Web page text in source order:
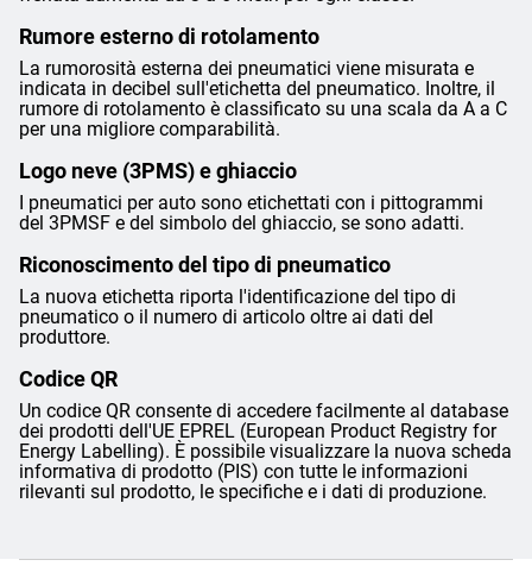
Rumore esterno di rotolamento
La rumorosità esterna dei pneumatici viene misurata e
indicata in decibel sull'etichetta del pneumatico. Inoltre, il
rumore di rotolamento è classificato su una scala da A a C
per una migliore comparabilità.
Logo neve (3PMS) e ghiaccio
I pneumatici per auto sono etichettati con i pittogrammi
del 3PMSF e del simbolo del ghiaccio, se sono adatti.
Riconoscimento del tipo di pneumatico
La nuova etichetta riporta l'identificazione del tipo di
pneumatico o il numero di articolo oltre ai dati del
produttore.
Codice QR
Un codice QR consente di accedere facilmente al database
dei prodotti dell'UE EPREL (European Product Registry for
Energy Labelling). È possibile visualizzare la nuova scheda
informativa di prodotto (PIS) con tutte le informazioni
rilevanti sul prodotto, le specifiche e i dati di produzione.